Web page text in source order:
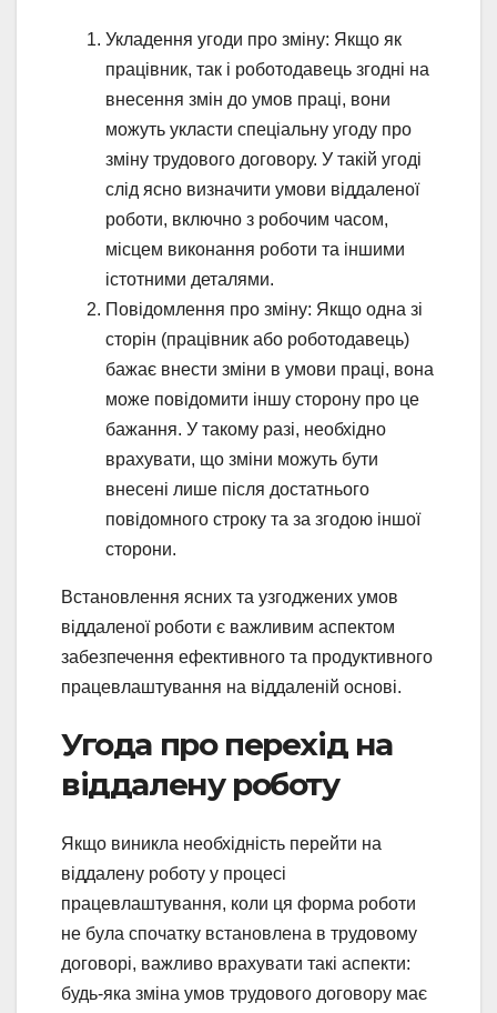
Укладення угоди про зміну: Якщо як
працівник, так і роботодавець згодні на
внесення змін до умов праці, вони
можуть укласти спеціальну угоду про
зміну трудового договору. У такій угоді
слід ясно визначити умови віддаленої
роботи, включно з робочим часом,
місцем виконання роботи та іншими
істотними деталями.
Повідомлення про зміну: Якщо одна зі
сторін (працівник або роботодавець)
бажає внести зміни в умови праці, вона
може повідомити іншу сторону про це
бажання. У такому разі, необхідно
врахувати, що зміни можуть бути
внесені лише після достатнього
повідомного строку та за згодою іншої
сторони.
Встановлення ясних та узгоджених умов
віддаленої роботи є важливим аспектом
забезпечення ефективного та продуктивного
працевлаштування на віддаленій основі.
Угода про перехід на
віддалену роботу
Якщо виникла необхідність перейти на
віддалену роботу у процесі
працевлаштування, коли ця форма роботи
не була спочатку встановлена в трудовому
договорі, важливо врахувати такі аспекти:
будь-яка зміна умов трудового договору має